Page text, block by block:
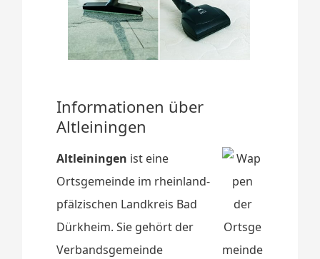
Informationen über
Altleiningen
Altleiningen ist eine
Ortsgemeinde im rheinland-
pfälzischen Landkreis Bad
Dürkheim. Sie gehört der
Verbandsgemeinde